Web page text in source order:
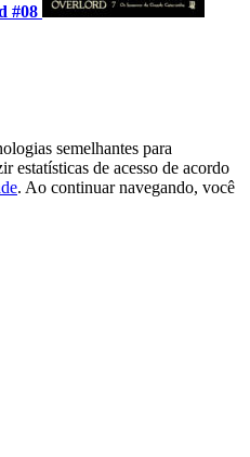
#08
semelhantes para
estatísticas de acesso de acordo
. Ao continuar navegando, você